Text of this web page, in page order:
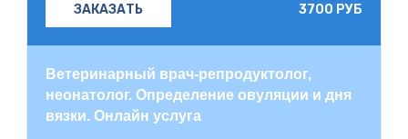
ЗАКАЗАТЬ 3700 РУБ
Ветеринарный врач-репродуктолог,
неонатолог. Определение овуляции и дня
вязки. Онлайн услуга